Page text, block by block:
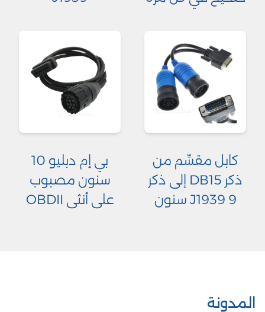
كابل مقسِّم من
ذكر DB15 إلى ذكر
J1939 9 سنون
بي إم دبليو 10
سنون مصبوب
على أنثى OBDII
المدونة